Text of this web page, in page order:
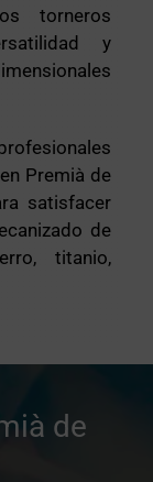
torneros
y
Premià de
satisfacer
de
titanio,
de